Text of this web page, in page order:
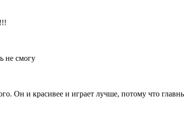
не смогу
Он и красивее и играет лучше, потому что